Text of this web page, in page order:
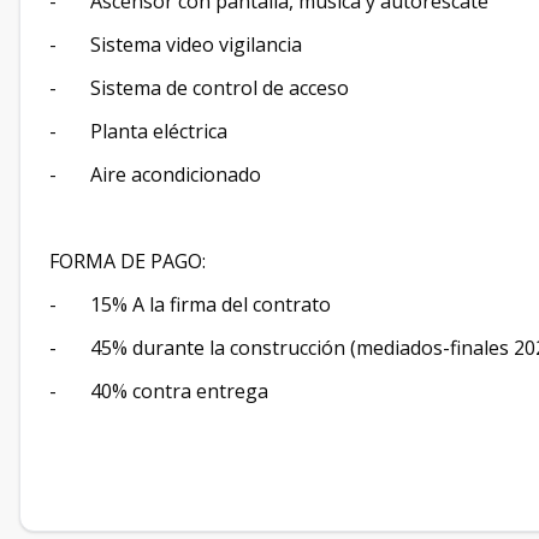
- Sistema video vigilancia
- Sistema de control de acceso
- Planta eléctrica
- Aire acondicionado
FORMA DE PAGO:
- 15% A la firma del contrato
- 45% durante la construcción (mediados-finales
- 40% contra entrega